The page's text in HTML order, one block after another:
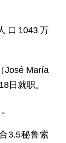
口1043万
José María
日就职。
3.5秘鲁索